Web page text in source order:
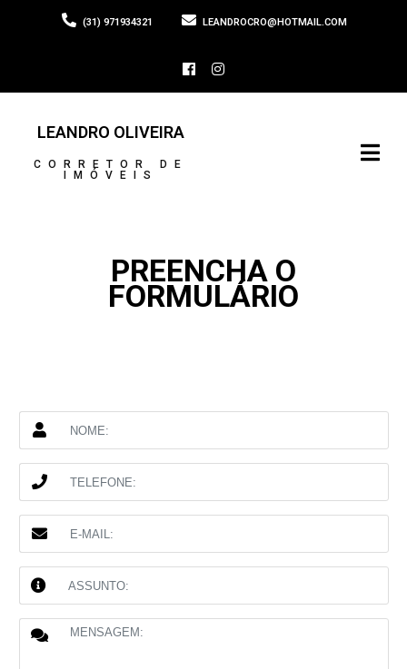
(31) 971934321 LEANDROCRO@HOTMAIL.COM
LEANDRO OLIVEIRA
CORRETOR DE
IMÓVEIS
PREENCHA O
FORMULÁRIO